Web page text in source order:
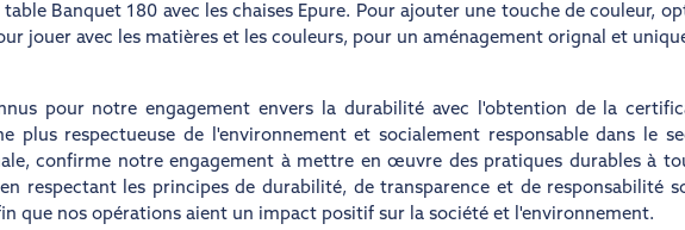
Banquet 180 avec les chaises Epure. Pour ajouter une touche de couleur,
jouer avec les matières et les couleurs, pour un aménagement orignal et
pour notre engagement envers la durabilité avec l'obtention de la
respectueuse de l'environnement et socialement responsable dans le
confirme notre engagement à mettre en œuvre des pratiques durables à
respectant les principes de durabilité, de transparence et de responsabilité
que nos opérations aient un impact positif sur la société et l'environnement.